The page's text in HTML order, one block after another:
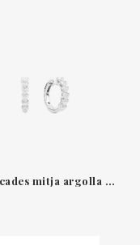
Arracades mitja argolla en or blanc 18 kt amb diamants Recarlo